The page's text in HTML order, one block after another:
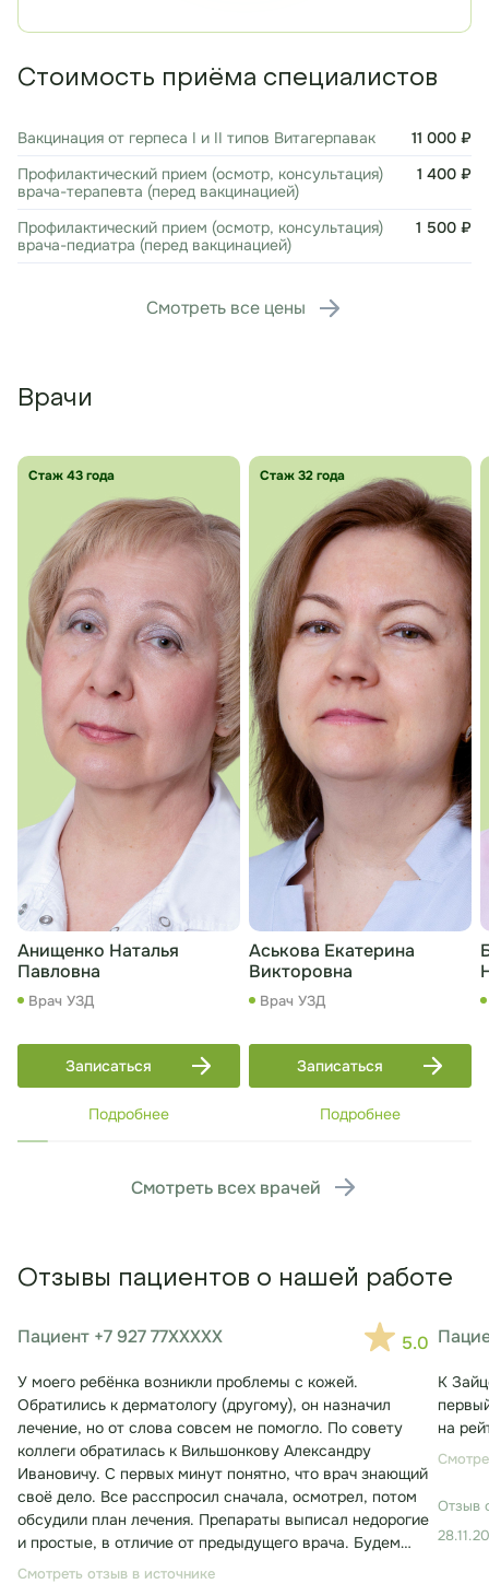
Стоимость приёма специалистов
Вакцинация от герпеса I и II типов Витагерпавак
11 000 ₽
Профилактический прием (осмотр, консультация)
врача-терапевта (перед вакцинацией)
1 400 ₽
Профилактический прием (осмотр, консультация)
врача-педиатра (перед вакцинацией)
1 500 ₽
Смотреть все цены
Врачи
Стаж 43 года
Анищенко Наталья
Павловна
Врач УЗД
Записаться
Подробнее
Стаж 32 года
Аськова Екатерина
Викторовна
Врач УЗД
Записаться
Подробнее
Смотреть всех врачей
Отзывы пациентов о нашей работе
Пациент +7 927 77XXXXX 5.0
У моего ребёнка возникли проблемы с кожей.
Обратились к дерматологу (другому), он назначил
лечение, но от слова совсем не помогло. По совету
коллеги обратилась к Вильшонкову Александру
Ивановичу. С первых минут понятно, что врач знающий
своё дело. Все расспросил сначала, осмотрел, потом
обсудили план лечения. Препараты выписал недорогие
и простые, в отличие от предыдущего врача. Будем
лечиться. Консультация заняла около 30 минут.
Смотреть отзыв в источнике
К
на
Отзыв